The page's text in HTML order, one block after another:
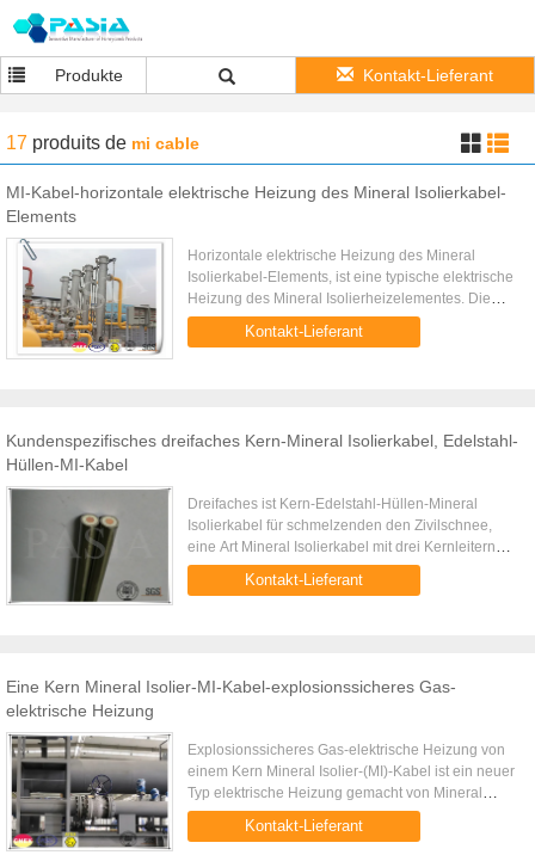
Produkte Kontakt-Lieferant
17 produits de mi cable
MI-Kabel-horizontale elektrische Heizung des Mineral Isolierkabel-
Elements
Horizontale elektrische Heizung des Mineral
Isolierkabel-Elements, ist eine typische elektrische
Heizung des Mineral Isolierheizelementes. Die
Heizung ist an der Richtung des Grads 0-180
installiert. Leistungsb...
Kontakt-Lieferant
Kundenspezifisches dreifaches Kern-Mineral Isolierkabel, Edelstahl-
Hüllen-MI-Kabel
Dreifaches ist Kern-Edelstahl-Hüllen-Mineral
Isolierkabel für schmelzenden den Zivilschnee,
eine Art Mineral Isolierkabel mit drei Kernleitern
nach innen. Es ist auf Zivilprojekten wie Flughafen
oder extremen ...
Kontakt-Lieferant
Eine Kern Mineral Isolier-MI-Kabel-explosionssicheres Gas-
elektrische Heizung
Explosionssicheres Gas-elektrische Heizung von
einem Kern Mineral Isolier-(MI)-Kabel ist ein neuer
Typ elektrische Heizung gemacht von Mineral
Isolierkabelkurzschluß als MI-Kabel als sein
bedeutendes Heizelemen...
Kontakt-Lieferant